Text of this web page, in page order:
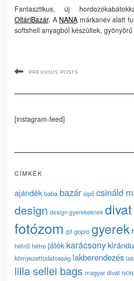
Fantasztikus, új
OltáriBazár. A NANA márkanév alatt
softshell anyagból készültek,
PREVIOUS POSTS
[instagram-feed]
CÍMKÉK
ajándék baba bazár cipő csináld
design design gyerekeknek divat
fotózom gif gopro gyerek
hétről hétre játék karácsony
környezettudatosság lakberendezés
lilla sellei bags magyar divat